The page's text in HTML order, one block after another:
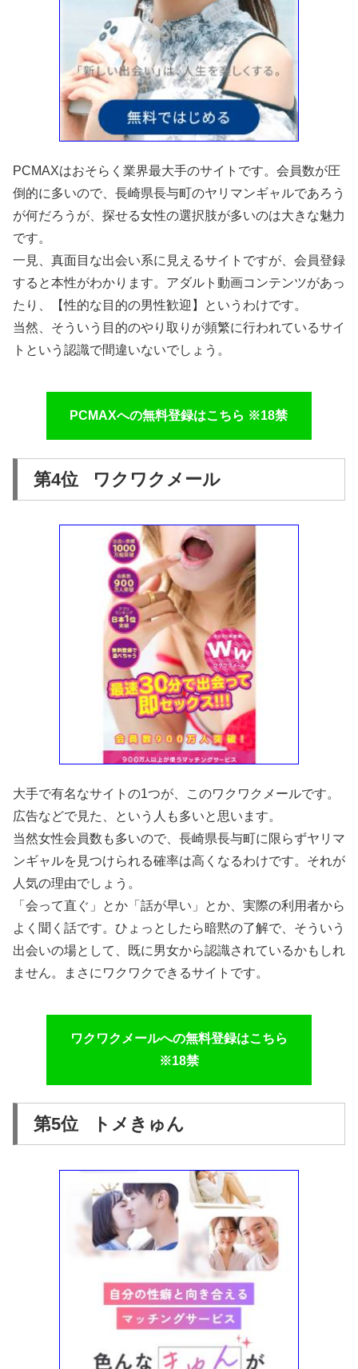
PCMAXはおそらく業界最大手のサイトです。会員数が圧
倒的に多いので、長崎県長与町のヤリマンギャルであろう
が何だろうが、探せる女性の選択肢が多いのは大きな魅力
です。
一見、真面目な出会い系に見えるサイトですが、会員登録
すると本性がわかります。アダルト動画コンテンツがあっ
たり、【性的な目的の男性歓迎】というわけです。
当然、そういう目的のやり取りが頻繁に行われているサイ
トという認識で間違いないでしょう。
PCMAXへの無料登録はこちら ※18禁
第4位 ワクワクメール
大手で有名なサイトの1つが、このワクワクメールです。
広告などで見た、という人も多いと思います。
当然女性会員数も多いので、長崎県長与町に限らずヤリマ
ンギャルを見つけられる確率は高くなるわけです。それが
人気の理由でしょう。
「会って直ぐ」とか「話が早い」とか、実際の利用者から
よく聞く話です。ひょっとしたら暗黙の了解で、そういう
出会いの場として、既に男女から認識されているかもしれ
ません。まさにワクワクできるサイトです。
ワクワクメールへの無料登録はこちら
※18禁
第5位 トメきゅん